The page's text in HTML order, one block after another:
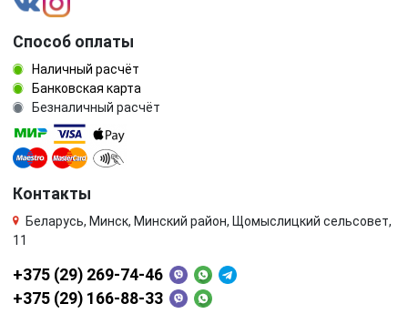
Способ оплаты
Наличный расчёт
Банковская карта
Безналичный расчёт
Контакты
Беларусь, Минск, Минский район, Щомыслицкий сельсовет,
11
+375 (29) 269-74-46
+375 (29) 166-88-33